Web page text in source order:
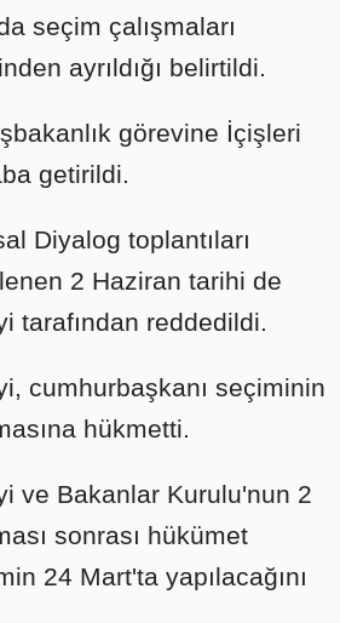
seçim çalışmaları
ayrıldığı belirtildi.
görevine İçişleri
getirildi.
Diyalog toplantıları
2 Haziran tarihi de
tarafından reddedildi.
cumhurbaşkanı seçiminin
hükmetti.
ve Bakanlar Kurulu'nun 2
sonrası hükümet
24 Mart'ta yapılacağını